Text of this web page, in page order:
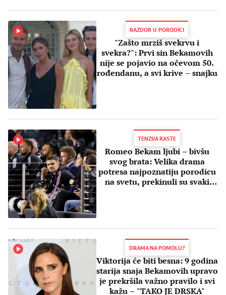
RAZDOR U PORODICI
"Zašto mrziš svekrvu i
svekra?": Prvi sin Bekamovih
nije se pojavio na očevom 50.
rođendanu, a svi krive – snajku
TENZIJA RASTE
Romeo Bekam ljubi – bivšu
svog brata: Velika drama
potresa najpoznatiju porodicu
na svetu, prekinuli su svaki
DRAMA NA POMOLU?
Viktorija će biti besna: 9 godina
starija snaja Bekamovih upravo
je prekršila važno pravilo i svi
kažu – "TAKO JE DRSKA"